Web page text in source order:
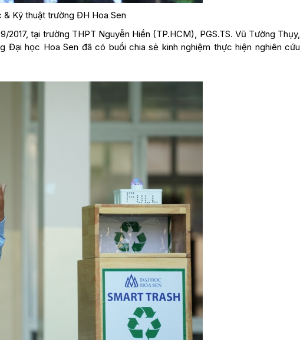
& Kỹ thuật trường ĐH Hoa Sen
2017, tại trường THPT Nguyễn Hiền (TP.HCM), PGS.TS. Vũ Tường Thụy,
Đại học Hoa Sen đã có buổi chia sẻ kinh nghiệm thực hiện nghiên cứu